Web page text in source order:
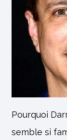
Pourquoi
semble si